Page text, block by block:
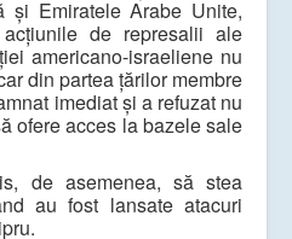
și Emiratele Arabe Unite,
de represalii ale
americano-israeliene nu
din partea țărilor membre
imediat și a refuzat nu
ofere acces la bazele sale
de asemenea, să stea
au fost lansate atacuri